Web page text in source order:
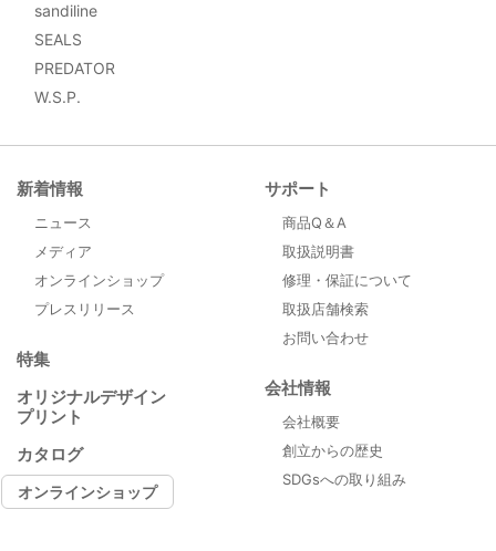
新着情報
ニュース
メディア
オンラインショップ
プレスリリース
特集
オリジナルデザイン
プリント
カタログ
オンラインショップ
サポート
商品Q＆A
取扱説明書
修理・保証について
取扱店舗検索
お問い合わせ
会社情報
会社概要
創立からの歴史
SDGsへの取り組み
sandiline
SEALS
PREDATOR
W.S.P.